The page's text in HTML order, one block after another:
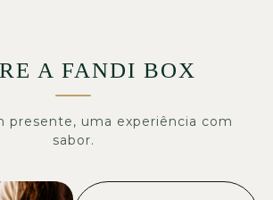
A FANDI BOX
presente, uma experiência com
sabor.